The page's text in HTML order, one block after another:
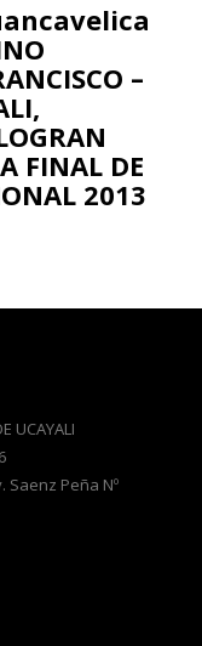
–
FINAL DE
2013
UCAYALI
Saenz Peña Nº